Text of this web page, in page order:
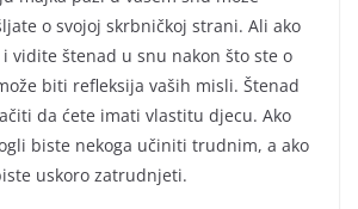
o svojoj skrbničkoj strani. Ali ako
vidite štenad u snu nakon što ste o
biti refleksija vaših misli. Štenad
da ćete imati vlastitu djecu. Ako
biste nekoga učiniti trudnim, a ako
uskoro zatrudnjeti.